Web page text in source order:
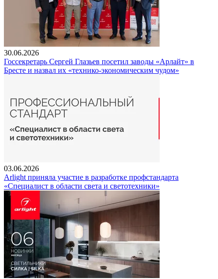
30.06.2026
Госсекретарь Сергей Глазьев посетил заводы «Арлайт» в
Бресте и назвал их «технико-экономическим чудом»
03.06.2026
Arlight приняла участие в разработке профстандарта
«Специалист в области света и светотехники»